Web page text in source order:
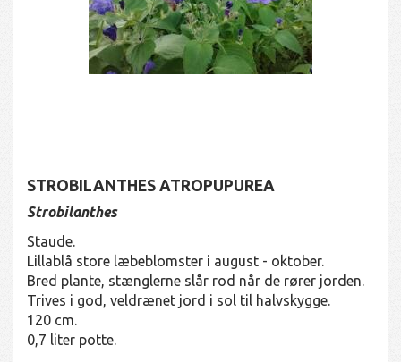
STROBILANTHES ATROPUPUREA
Strobilanthes
Staude.
Lillablå store læbeblomster i august - oktober.
Bred plante, stænglerne slår rod når de rører jorden.
Trives i god, veldrænet jord i sol til halvskygge.
120 cm.
0,7 liter potte.